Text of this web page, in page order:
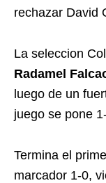
rechazar David
La seleccion
Radamel
luego de un
juego se pone
Termina el
marcador 1-0,